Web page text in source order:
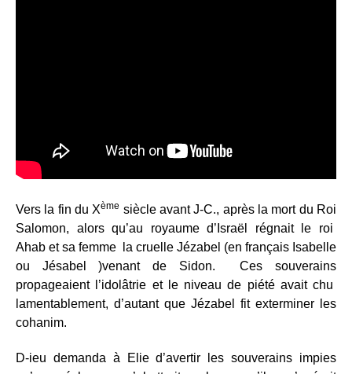
Vers la fin du Xème siècle avant J-C., après la mort du Roi
Salomon, alors qu’au royaume d’Israël régnait le roi
Ahab et sa femme la cruelle Jézabel (en français Isabelle
ou Jésabel )venant de Sidon. Ces souverains
propageaient l’idolâtrie et le niveau de piété avait chu
lamentablement, d’autant que Jézabel fit exterminer les
cohanim.
D-ieu demanda à Elie d’avertir les souverains impies